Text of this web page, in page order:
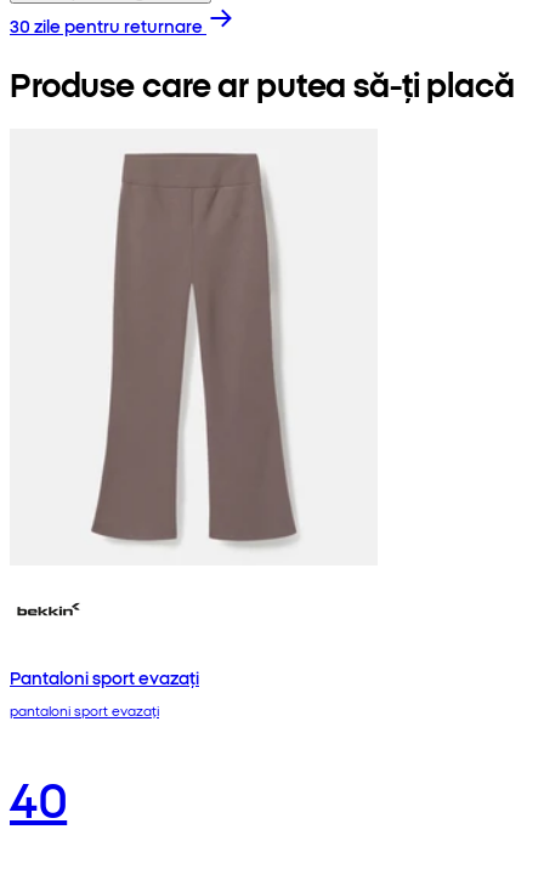
30 zile pentru returnare
Produse care ar putea să-ți placă
Pantaloni sport evazați
pantaloni sport evazați
40